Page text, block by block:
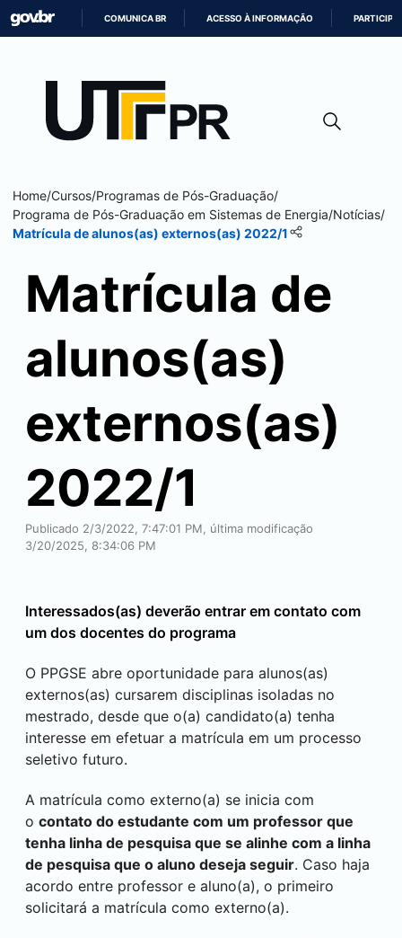
CONTEÚDO
COMUNICA BR ACESSO À INFORMAÇÃO PARTICIPE
Home/Cursos/Programas de Pós-Graduação/
Programa de Pós-Graduação em Sistemas de Energia/Notícias/
Matrícula de alunos(as) externos(as) 2022/1
Matrícula de
alunos(as)
externos(as)
2022/1
Publicado 2/3/2022, 7:47:01 PM, última modificação
3/20/2025, 8:34:06 PM
Interessados(as) deverão entrar em contato com
um dos docentes do programa
O PPGSE abre oportunidade para alunos(as)
externos(as) cursarem disciplinas isoladas no
mestrado, desde que o(a) candidato(a) tenha
interesse em efetuar a matrícula em um processo
seletivo futuro.
A matrícula como externo(a) se inicia com
o contato do estudante com um professor que
tenha linha de pesquisa que se alinhe com a linha
de pesquisa que o aluno deseja seguir. Caso haja
acordo entre professor e aluno(a), o primeiro
solicitará a matrícula como externo(a).